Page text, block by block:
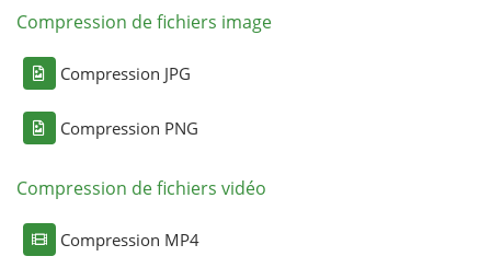
Compression de fichiers image
Compression JPG
Compression PNG
Compression de fichiers vidéo
Compression MP4